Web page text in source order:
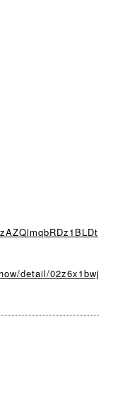
detail/02z6x1bwj